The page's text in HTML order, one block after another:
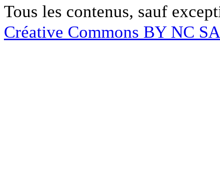
Tous les contenus, sauf
Créative Commons BY NC SA